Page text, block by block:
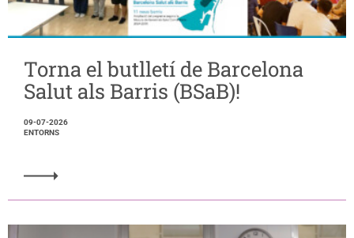
Torna el butlletí de Barcelona
Salut als Barris (BSaB)!
09-07-2026
ENTORNS